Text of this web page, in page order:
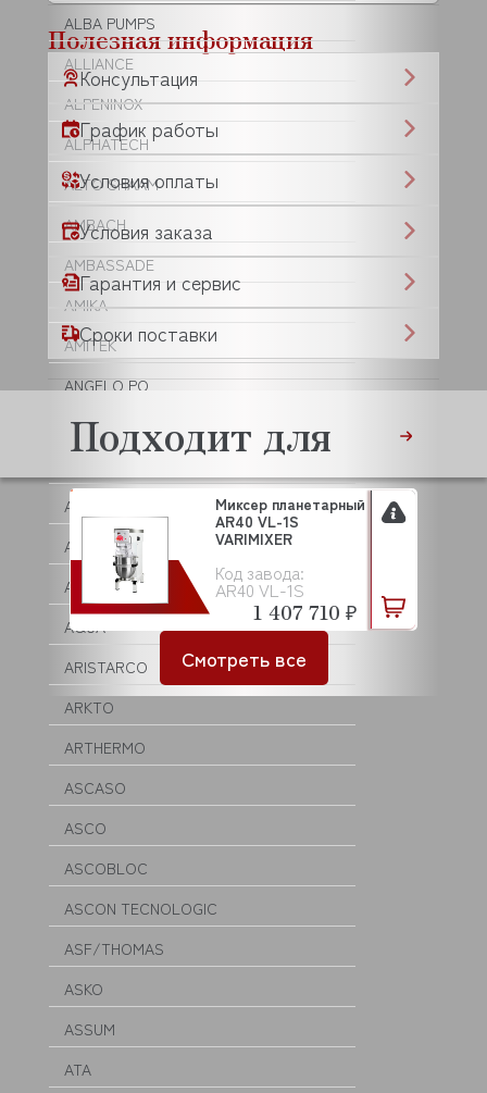
ALBA PUMPS
ALLIANCE
ALPENINOX
ALPHATECH
ALTO SHAAM
AMBACH
AMBASSADE
AMIKA
AMITEK
ANGELO PO
ANIMO
ANVIL
APACH
APS
AQUA
ARISTARCO
ARKTO
ARTHERMO
ASCASO
ASCO
ASCOBLOC
ASCON TECNOLOGIC
ASF/THOMAS
ASKO
ASSUM
ATA
Полезная информация
Консультация
График работы
Условия оплаты
Условия заказа
Гарантия и сервис
Сроки поставки
Подходит для
Код завода:
AR40 VL-1S
Миксер планетарный
AR40 VL-1S
VARIMIXER
1 407 710 ₽
Смотреть все